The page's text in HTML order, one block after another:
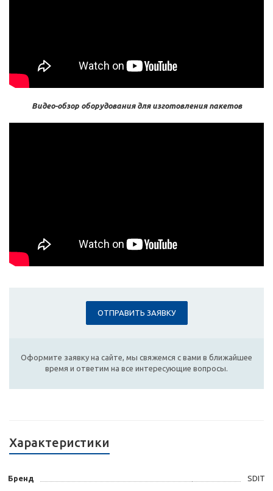
Видео-обзор оборудования для изготовления пакетов
ОТПРАВИТЬ ЗАЯВКУ
Оформите заявку на сайте, мы свяжемся с вами в ближайшее
время и ответим на все интересующие вопросы.
Характеристики
Бренд SDIT